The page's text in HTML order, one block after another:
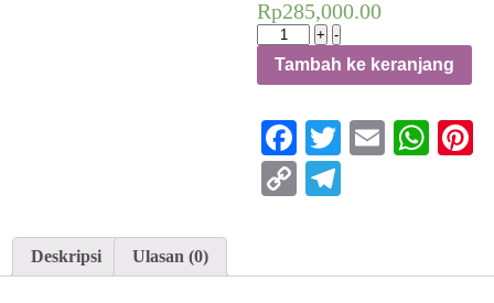
Rp285,000.00
+
Kuantitas
AL
REHAB
DE
PARFUM
100ML
-
Tambah ke keranjang
Facebook
Twitter
Email
Copy
Deskripsi Ulasan (0)